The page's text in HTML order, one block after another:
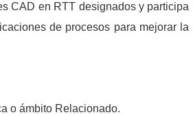
CAD en RTT designados y participa
de procesos para mejorar la
o ámbito Relacionado.